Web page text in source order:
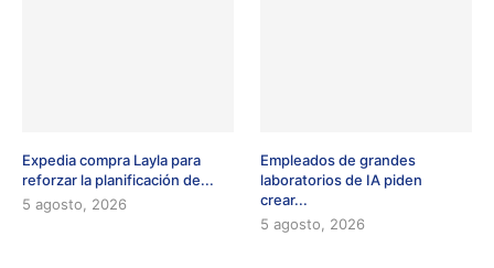
Expedia compra Layla para
reforzar la planificación de...
5 agosto, 2026
Empleados de grandes
laboratorios de IA piden
crear...
5 agosto, 2026